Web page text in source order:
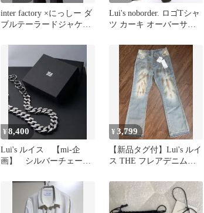
inter factory ×にっしー ダ
ブルテーラードジャケッ
Lui's noborder. ロゴTシャ
ツ カーキ オーバーサイ
¥8,400
Lui's ルイス 【mi-企
画】 シルバーチェーン
¥3,799
【新品タグ付】Lui's ルイ
ス THE フレアデニムパ